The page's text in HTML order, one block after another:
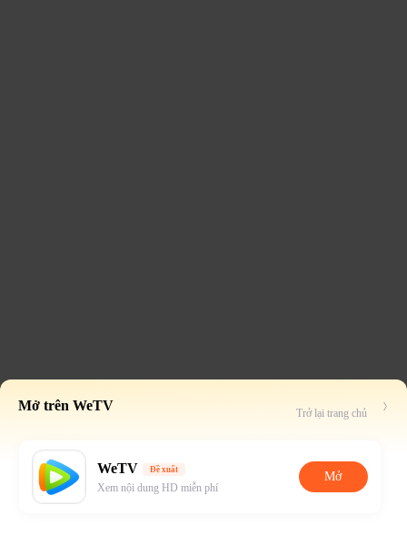
Mở trên WeTV Trở lại trang chủ
WeTV Đề xuất
Xem nội dung HD miễn phí
Mở